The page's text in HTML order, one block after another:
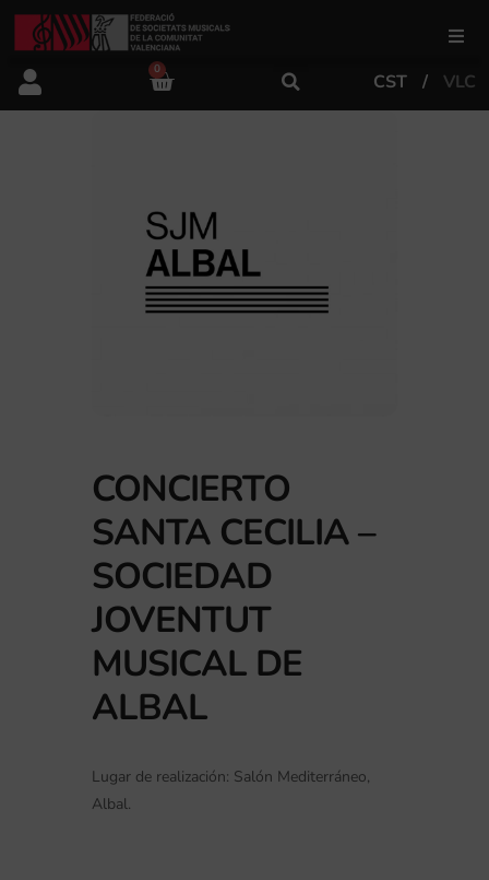
FSMCV
Área educativa
0
CST VLC
CONCIERTO
SANTA CECILIA –
SOCIEDAD
JOVENTUT
MUSICAL DE
ALBAL
Lugar de realización: Salón Mediterráneo,
Albal.